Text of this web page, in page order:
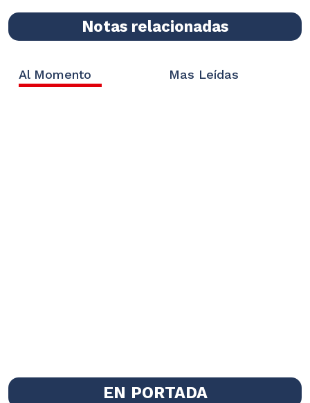
Notas relacionadas
Al Momento Mas Leídas
EN PORTADA